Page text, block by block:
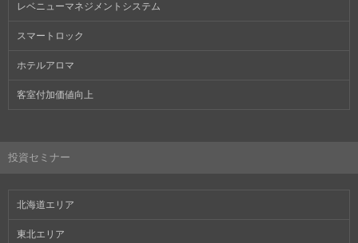
レベニューマネジメントシステム
スマートロック
ホテルアロマ
客室付加価値向上
投資セミナー
北海道エリア
東北エリア